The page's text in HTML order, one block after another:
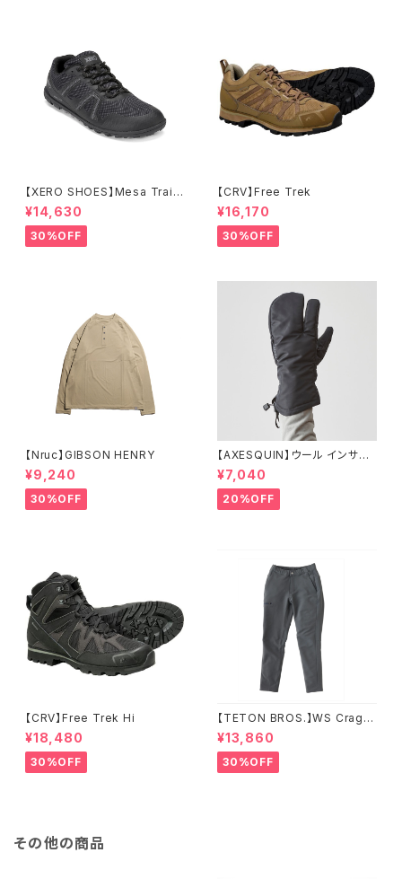
【XERO SHOES】Mesa Trail
WP (ブラック)
¥14,630
30%OFF
【CRV】Free Trek
¥16,170
30%OFF
【Nruc】GIBSON HENRY
¥9,240
30%OFF
【AXESQUIN】ウール インサレ
ーション トリガー ミトン
¥7,040
20%OFF
【CRV】Free Trek Hi
¥18,480
30%OFF
【TETON BROS.】WS Crag P
ant
¥13,860
30%OFF
その他の商品